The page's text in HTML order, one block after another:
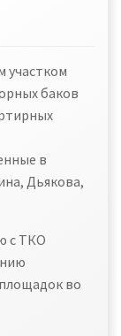
участком
баков
в
Дьякова,
с ТКО
во